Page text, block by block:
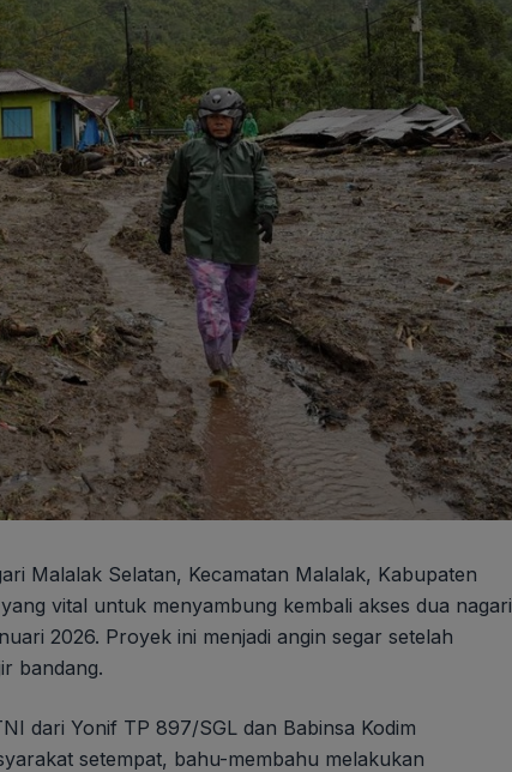
Malalak Selatan, Kecamatan Malalak, Kabupaten
vital untuk menyambung kembali akses dua nagari
2026. Proyek ini menjadi angin segar setelah
bandang.
dari Yonif TP 897/SGL dan Babinsa Kodim
setempat, bahu-membahu melakukan